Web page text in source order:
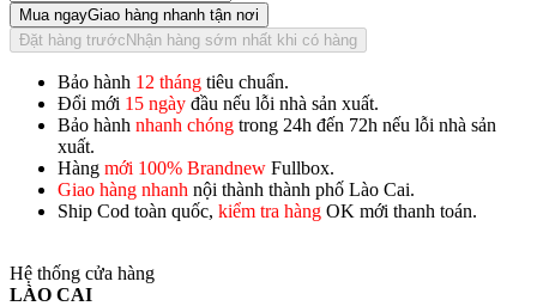
Mua ngayGiao hàng nhanh tận nơi
Đặt hàng trước Nhận hàng sớm nhất khi có hàng
Bảo hành 12 tháng tiêu chuẩn.
Đổi mới 15 ngày đầu nếu lỗi nhà sản xuất.
Bảo hành nhanh chóng trong 24h đến 72h nếu lỗi nhà sản
xuất.
Hàng mới 100% Brandnew Fullbox.
Giao hàng nhanh nội thành thành phố Lào Cai.
Ship Cod toàn quốc, kiểm tra hàng OK mới thanh toán.
Hệ thống cửa hàng
LÀO CAI